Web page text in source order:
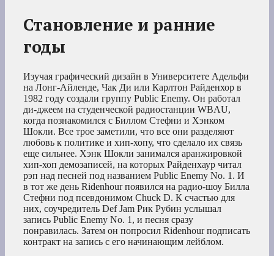
Становление и ранние
годы
Изучая графический дизайн в Университете Адельфи
на Лонг-Айленде, Чак Ди или Карлтон Райденхор в
1982 году создали группу Public Enemy. Он работал
ди-джеем на студенческой радиостанции WBAU,
когда познакомился с Биллом Стефни и Хэнком
Шокли. Все трое заметили, что все они разделяют
любовь к политике и хип-хопу, что сделало их связь
еще сильнее. Хэнк Шокли занимался аранжировкой
хип-хоп демозаписей, на которых Райденхаур читал
рэп над песней под названием Public Enemy No. 1. И
в тот же день Ridenhour появился на радио-шоу Билла
Стефни под псевдонимом Chuck D. К счастью для
них, соучредитель Def Jam Рик Рубин услышал
запись Public Enemy No. 1, и песня сразу
понравилась. Затем он попросил Ridenhour подписать
контракт на запись с его начинающим лейблом.